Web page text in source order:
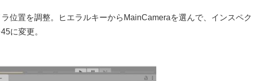
位置を調整。ヒエラルキーからMainCameraを選んで、インスペク
に変更。